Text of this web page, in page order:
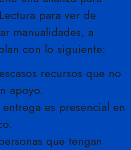
para ver de
manualidades, a
con lo siguiente:
recursos que no
apoyo.
es presencial en
que tengan